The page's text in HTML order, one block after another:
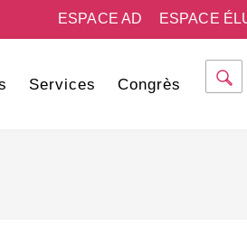
ESPACE
ESPACE AD
Services Congrès